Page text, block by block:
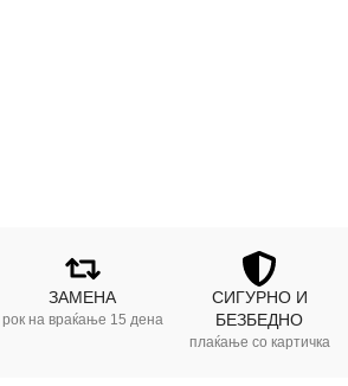
ЗАМЕНА
рок на враќање 15 дена
СИГУРНО И
БЕЗБЕДНО
плаќање со картичка